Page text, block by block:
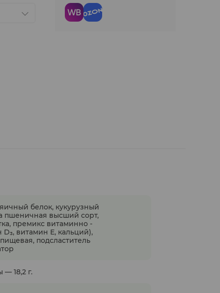
Инулин, клетчатка, семена
белок, кукурузный
пшеничная высший сорт,
премикс витаминно -
витамин Е, кальций),
подсластитель
— 18,2 г.